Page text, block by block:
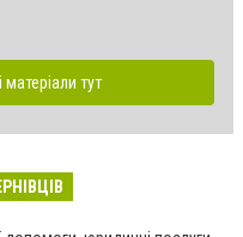
матеріали тут